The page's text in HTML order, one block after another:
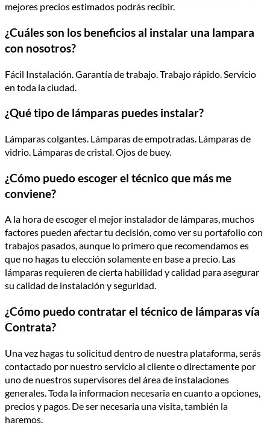
mejores precios estimados podrás recibir.
¿Cuáles son los beneficios al instalar una lampara
con nosotros?
Fácil Instalación. Garantía de trabajo. Trabajo rápido. Servicio
en toda la ciudad.
¿Qué tipo de lámparas puedes instalar?
Lámparas colgantes. Lámparas de empotradas. Lámparas de
vidrio. Lámparas de cristal. Ojos de buey.
¿Cómo puedo escoger el técnico que más me
conviene?
A la hora de escoger el mejor instalador de lámparas, muchos
factores pueden afectar tu decisión, como ver su portafolio con
trabajos pasados, aunque lo primero que recomendamos es
que no hagas tu elección solamente en base a precio. Las
lámparas requieren de cierta habilidad y calidad para asegurar
su calidad de instalación y seguridad.
¿Cómo puedo contratar el técnico de lámparas vía
Contrata?
Una vez hagas tu solicitud dentro de nuestra plataforma, serás
contactado por nuestro servicio al cliente o directamente por
uno de nuestros supervisores del área de instalaciones
generales. Toda la informacion necesaria en cuanto a opciones,
precios y pagos. De ser necesaria una visita, también la
haremos.